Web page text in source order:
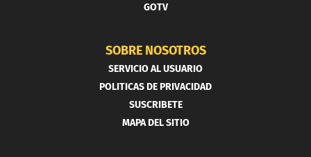
GOTV
SOBRE NOSOTROS
SERVICIO AL USUARIO
POLITICAS DE PRIVACIDAD
SUSCRIBETE
MAPA DEL SITIO